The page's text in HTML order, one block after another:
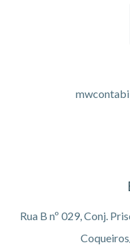
Rua B nº 029, Conj.